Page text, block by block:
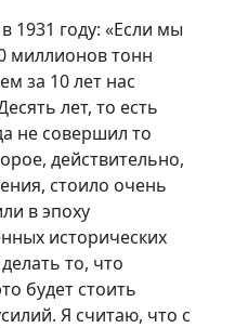
1931 году: «Если мы
миллионов тонн
за 10 лет нас
лет, то есть
не совершил то
действительно,
стоило очень
в эпоху
исторических
то, что
будет стоить
Я считаю, что с